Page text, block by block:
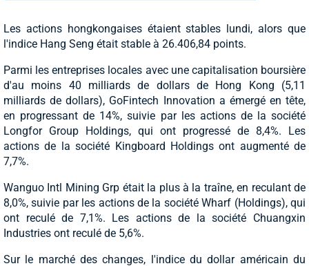
Les actions hongkongaises étaient stables lundi, alors que
l'indice Hang Seng était stable à 26.406,84 points.
Parmi les entreprises locales avec une capitalisation boursière
d'au moins 40 milliards de dollars de Hong Kong (5,11
milliards de dollars), GoFintech Innovation a émergé en tête,
en progressant de 14%, suivie par les actions de la société
Longfor Group Holdings, qui ont progressé de 8,4%. Les
actions de la société Kingboard Holdings ont augmenté de
7,7%.
Wanguo Intl Mining Grp était la plus à la traîne, en reculant de
8,0%, suivie par les actions de la société Wharf (Holdings), qui
ont reculé de 7,1%. Les actions de la société Chuangxin
Industries ont reculé de 5,6%.
Sur le marché des changes, l'indice du dollar américain du